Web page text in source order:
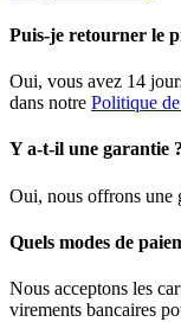
Puis-je retourner le
Oui, vous avez 14
dans notre Politique
Y a-t-il une garantie ?
Oui, nous offrons une
Quels modes de
Nous acceptons les
virements bancaires